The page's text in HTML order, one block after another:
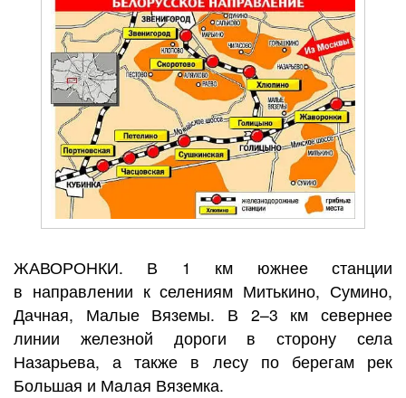
ЖАВОРОНКИ. В 1 км южнее станции
в направлении к селениям Митькино, Сумино,
Дачная, Малые Вяземы. В 2–3 км севернее
линии железной дороги в сторону села
Назарьева, а также в лесу по берегам рек
Большая и Малая Вяземка.